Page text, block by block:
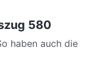
580
haben auch die